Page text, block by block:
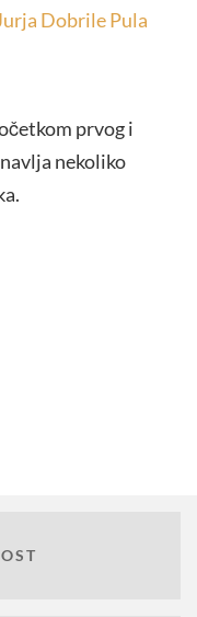
Dobrile Pula
prvog i
nekoliko